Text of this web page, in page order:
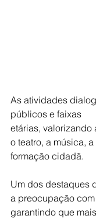
As atividades
públicos e faixas
etárias, valorizando
o teatro, a música,
formação cidadã.
Um dos destaques
a preocupação
garantindo que